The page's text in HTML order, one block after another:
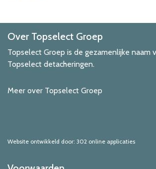
Over Topselect Groep
Topselect Groep is de gezamenlijke naam
Topselect detacheringen.
Meer over Topselect Groep
Website ontwikkeld door: 302 online applicaties